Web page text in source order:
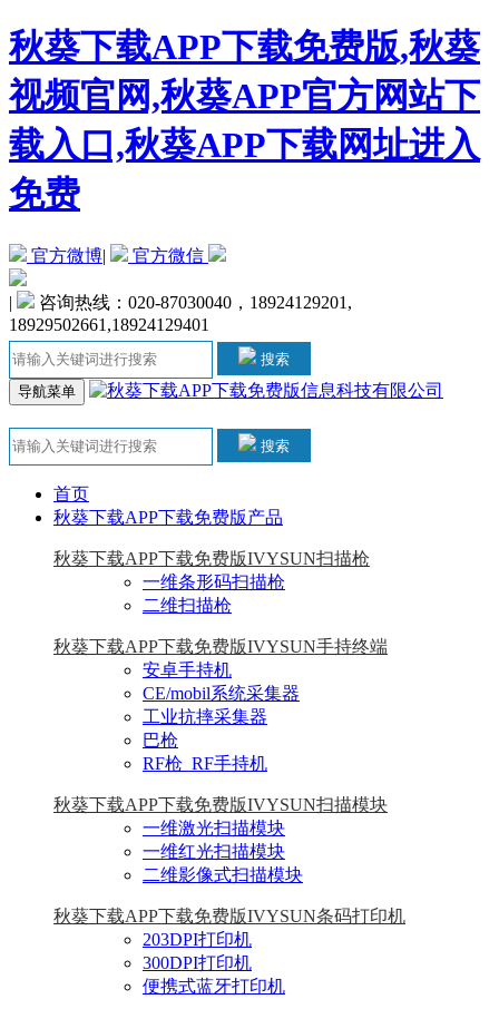
秋葵下载APP下载免费版,秋葵
视频官网,秋葵APP官方网站下
载入口,秋葵APP下载网址进入
免费
官方微博| 官方微信
|
咨询热线：020-87030040，18924129201,
18929502661,18924129401
搜索
导航菜单
搜索
首页
秋葵下载APP下载免费版产品
秋葵下载APP下载免费版IVYSUN扫描枪
一维条形码扫描枪
二维扫描枪
秋葵下载APP下载免费版IVYSUN手持终端
安卓手持机
CE/mobil系统采集器
工业抗摔采集器
巴枪
RF枪_RF手持机
秋葵下载APP下载免费版IVYSUN扫描模块
一维激光扫描模块
一维红光扫描模块
二维影像式扫描模块
秋葵下载APP下载免费版IVYSUN条码打印机
203DPI打印机
300DPI打印机
便携式蓝牙打印机